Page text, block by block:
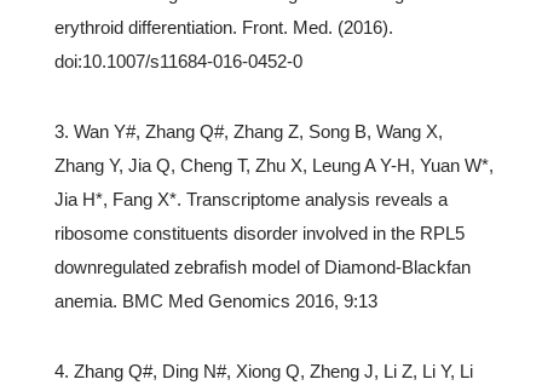
erythroid differentiation. Front. Med. (2016).
doi:10.1007/s11684-016-0452-0
3. Wan Y#, Zhang Q#, Zhang Z, Song B, Wang X,
Zhang Y, Jia Q, Cheng T, Zhu X, Leung A Y-H, Yuan W*,
Jia H*, Fang X*. Transcriptome analysis reveals a
ribosome constituents disorder involved in the RPL5
downregulated zebrafish model of Diamond-Blackfan
anemia. BMC Med Genomics 2016, 9:13
4. Zhang Q#, Ding N#, Xiong Q, Zheng J, Li Z, Li Y, Li